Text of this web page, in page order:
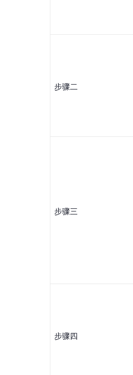
步骤二
步骤三
步骤四